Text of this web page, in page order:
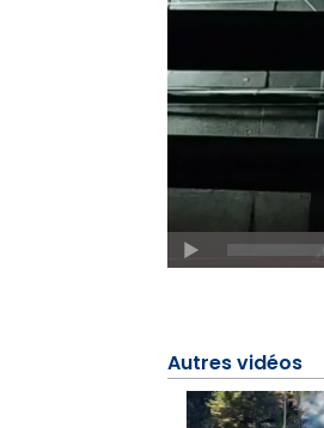
Autres vidéos